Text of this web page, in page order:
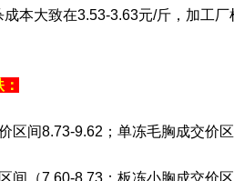
本大致在3.53-3.63元/斤，加工
区间8.73-9.62；单冻毛胸成交价
间（7.60-8.73；板冻小胸成交价